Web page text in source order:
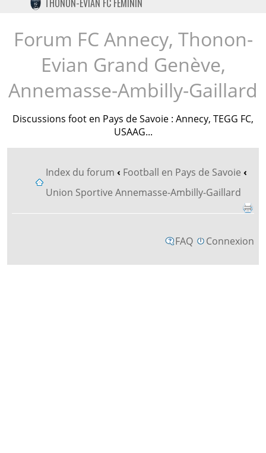
TWITTER
INSTAGRAM
THONON-EVIAN FC FÉMININ
Forum FC Annecy, Thonon-
Evian Grand Genève,
Annemasse-Ambilly-Gaillard
Discussions foot en Pays de Savoie : Annecy, TEGG FC,
USAAG...
Index du forum ‹ Football en Pays de Savoie ‹
Union Sportive Annemasse-Ambilly-Gaillard
FAQ Connexion